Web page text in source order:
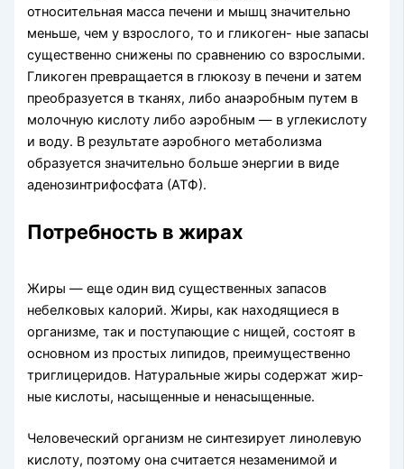
относительная масса печени и мышц зна­чительно
меньше, чем у взрослого, то и гликоген- ные запасы
существенно снижены по сравнению со взрослыми.
Гликоген превращается в глюкозу в печени и затем
преобразуется в тканях, либо анаэробным путем в
молочную кислоту либо аэроб­ным — в углекислоту
и воду. В результате аэроб­ного метаболизма
образуется значительно больше энергии в виде
аденозинтрифосфата (АТФ).
Потребность в жирах
Жиры — еще один вид существенных запасов
небелковых калорий. Жиры, как находящиеся в
организме, так и поступающие с нищей, состоят в
основном из простых липидов, преимущественно
триглицеридов. Натуральные жиры содержат жир­
ные кислоты, насыщенные и ненасыщенные.
Человеческий организм не синтезирует линолевую
кислоту, поэтому она считается незаменимой и